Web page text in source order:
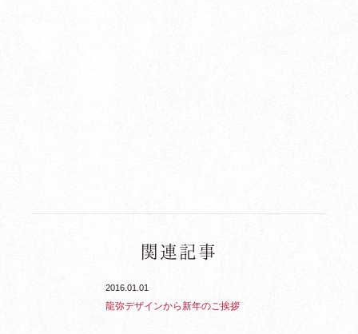
関連記事
2016.01.01
龍弥デザインから新年のご挨拶